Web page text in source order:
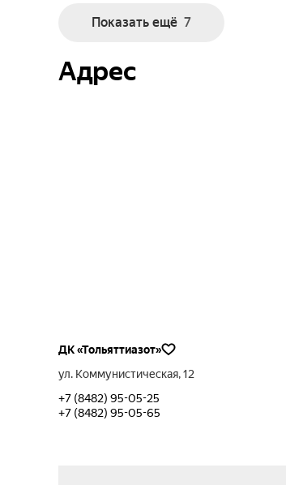
Показать ещё 7
Адрес
ДК «Тольяттиазот»
ул. Коммунистическая, 12
+7 (8482) 95-05-25
+7 (8482) 95-05-65